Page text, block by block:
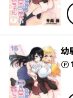
幼
ポイント